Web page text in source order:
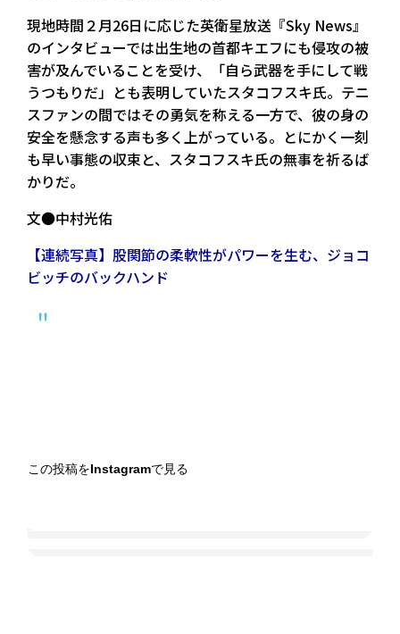
現地時間２月26日に応じた英衛星放送『Sky News』
のインタビューでは出生地の首都キエフにも侵攻の被
害が及んでいることを受け、「自ら武器を手にして戦
うつもりだ」とも表明していたスタコフスキ氏。テニ
スファンの間ではその勇気を称える一方で、彼の身の
安全を懸念する声も多く上がっている。とにかく一刻
も早い事態の収束と、スタコフスキ氏の無事を祈るば
かりだ。
文●中村光佑
【連続写真】股関節の柔軟性がパワーを生む、ジョコ
ビッチのバックハンド
この投稿をInstagramで見る